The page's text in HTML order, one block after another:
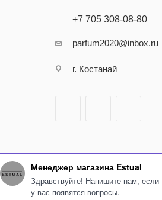
Менеджер магазина Estual
Здравствуйте! Напишите нам, если
у вас появятся вопросы.
+7 705 308-08-80
parfum2020@inbox.ru
г. Костанай